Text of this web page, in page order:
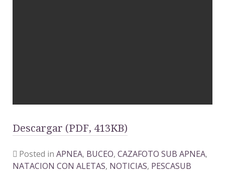
Descargar (PDF, 413KB)
Posted in APNEA, BUCEO, CAZAFOTO SUB APNEA,
NATACION CON ALETAS, NOTICIAS, PESCASUB